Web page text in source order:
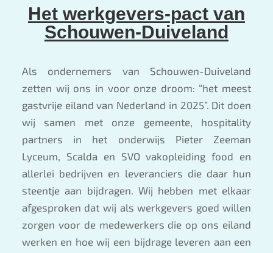
Het werkgevers-pact van
Schouwen-Duiveland
Als ondernemers van Schouwen-Duiveland
zetten wij ons in voor onze droom: “het meest
gastvrije eiland van Nederland in 2025”. Dit doen
wij samen met onze gemeente, hospitality
partners in het onderwijs Pieter Zeeman
Lyceum, Scalda en SVO vakopleiding food en
allerlei bedrijven en leveranciers die daar hun
steentje aan bijdragen. Wij hebben met elkaar
afgesproken dat wij als werkgevers goed willen
zorgen voor de medewerkers die op ons eiland
werken en hoe wij een bijdrage leveren aan een